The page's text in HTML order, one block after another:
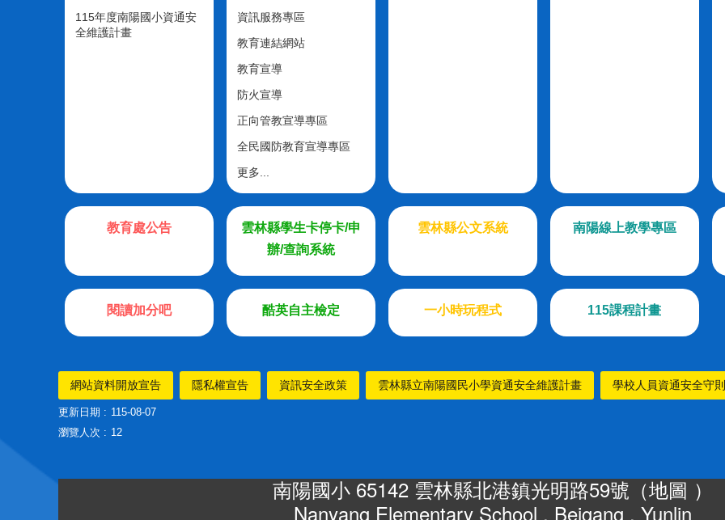
115年度南陽國小資通安
全維護計畫
資訊服務專區
教育連結網站
教育宣導
防火宣導
正向管教宣導專區
全民國防教育宣導專區
更多...
教育處公告
雲林縣學生卡停卡/申
辦/查詢系統
雲林縣公文系統 南陽線上教學專區
閱讀加分吧 酷英自主檢定 一小時玩程式 115課程計畫
網站資料開放宣告 隱私權宣告 資訊安全政策 雲林縣立南陽國民小學資通安全維護計畫 學校人員資通安全守則
更新日期
115-08-07
瀏覽人次
12
南陽國小 65142 雲林縣北港鎮光明路59號（地圖）
Nanyang Elementary School , Beigang , Yunlin